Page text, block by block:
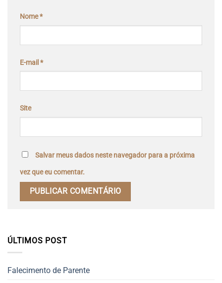
Nome*
E-mail *
Site
Salvar meus dados neste navegador para a próxima
vez que eu comentar.
ÚLTIMOS POST
Falecimento de Parente